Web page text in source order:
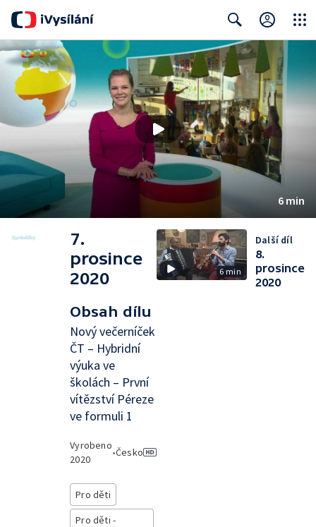
Search
6 min
7.
prosince
2020
Obsah dílu
Nový večerníček
ČT – Hybridní
výuka ve
školách – První
vítězství Péreze
ve formuli 1
Vyrobeno
2020
•Česko
Pro děti
Pro děti -
6 min
Další díl
8.
prosince
2020